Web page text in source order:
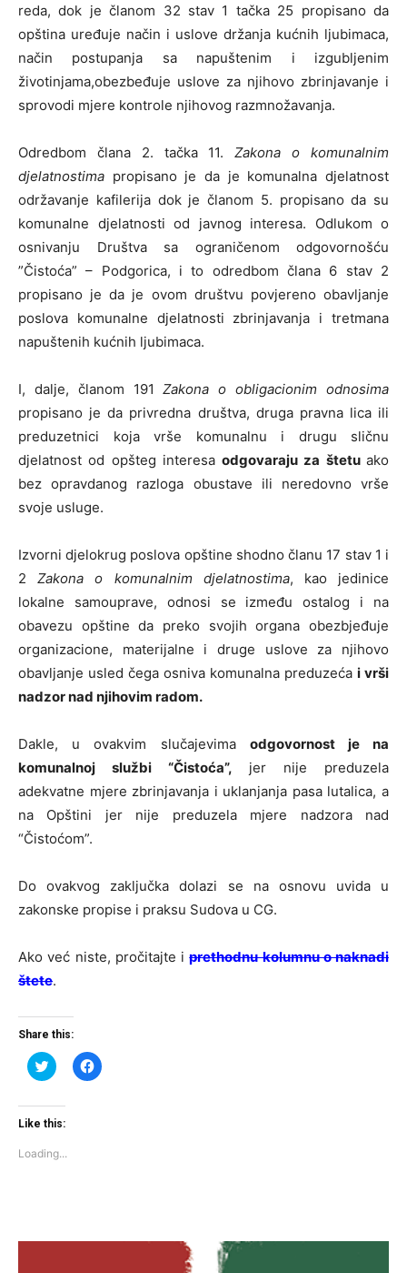
reda, dok je članom 32 stav 1 tačka 25 propisano da
opština uređuje način i uslove držanja kućnih ljubimaca,
način postupanja sa napuštenim i izgubljenim
životinjama,obezbeđuje uslove za njihovo zbrinjavanje i
sprovodi mjere kontrole njihovog razmnožavanja.
Odredbom člana 2. tačka 11.Zakona o komunalnim
djelatnostima propisano je da je komunalna djelatnost
održavanje kafilerija dok je članom 5. propisano da su
komunalne djelatnosti od javnog interesa. Odlukom o
osnivanju Društva sa ograničenom odgovornošću
”Čistoća” – Podgorica, i to odredbom člana 6 stav 2
propisano je da je ovom društvu povjereno obavljanje
poslova komunalne djelatnosti zbrinjavanja i tretmana
napuštenih kućnih ljubimaca.
I, dalje, članom 191Zakona o obligacionim odnosima
propisano je da privredna društva, druga pravna lica ili
preduzetnici koja vrše komunalnu i drugu sličnu
djelatnost od opšteg interesaodgovaraju za štetuako
bez opravdanog razloga obustave ili neredovno vrše
svoje usluge.
Izvorni djelokrug poslova opštine shodno članu 17 stav 1 i
2Zakona o komunalnim djelatnostima, kao jedinice
lokalne samouprave, odnosi se između ostalog i na
obavezu opštine da preko svojih organa obezbjeđuje
organizacione, materijalne i druge uslove za njihovo
obavljanje usled čega osniva komunalna preduzeća i vrši
nadzor nad njihovim radom.
Dakle, u ovakvim slučajevima odgovornost je na
komunalnoj službi “Čistoća”, jer nije preduzela
adekvatne mjere zbrinjavanja i uklanjanja pasa lutalica, a
na Opštini jer nije preduzela mjere nadzora nad
“Čistoćom”.
Do ovakvog zaključka dolazi se na osnovu uvida u
zakonske propise i praksu Sudova u CG.
Ako već niste, pročitajte iprethodnu kolumnu o naknadi
štete.
Share this:
Click
to
Twitter
(Opens
window)
Click
to
Like this:
Loading...